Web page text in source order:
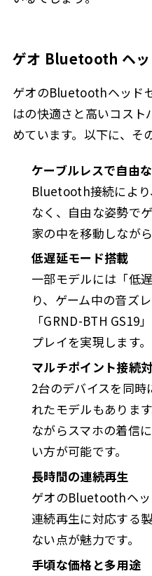
ゲオ Bluetooth ヘッ
ゲオのBluetoothヘッド
はの快適さと高いコス
めています。以下に、そ
ケーブルレスで自由
Bluetooth接続によ
なく、自由な姿勢で
家の中を移動しなが
低遅延モード搭載
一部モデルには「低
り、ゲーム中の音ズ
「GRND-BTH GS19
プレイを実現します。
マルチポイント接続
2台のデバイスを同
れたモデルもありま
ながらスマホの着信
い方が可能です。
長時間の連続再生
ゲオのBluetoothヘ
連続再生に対応する
ない点が魅力です。
手頃な価格と多用途